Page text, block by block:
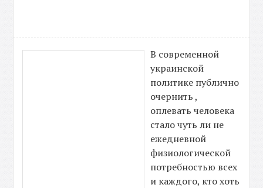
В современной
украинской
политике публично
очернить ,
оплевать человека
стало чуть ли не
ежедневной
физиологической
потребностью всех
и каждого, кто хоть